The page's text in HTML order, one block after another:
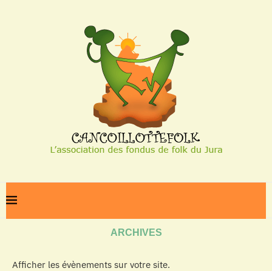
ARCHIVES
Afficher les évènements sur votre site.